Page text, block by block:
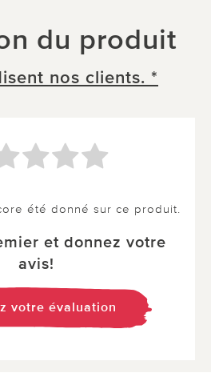
du produit
nos clients. *
été donné sur ce produit.
et donnez votre
avis!
votre évaluation